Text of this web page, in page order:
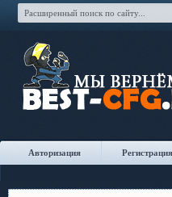
Авторизация Регистрация